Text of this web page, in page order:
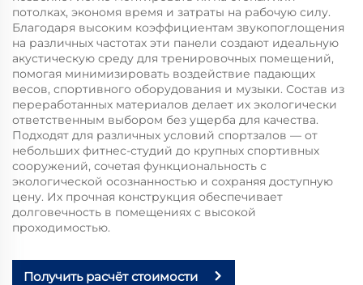
потолках, экономя время и затраты на рабочую силу.
Благодаря высоким коэффициентам звукопоглощения
на различных частотах эти панели создают идеальную
акустическую среду для тренировочных помещений,
помогая минимизировать воздействие падающих
весов, спортивного оборудования и музыки. Состав из
переработанных материалов делает их экологически
ответственным выбором без ущерба для качества.
Подходят для различных условий спортзалов — от
небольших фитнес-студий до крупных спортивных
сооружений, сочетая функциональность с
экологической осознанностью и сохраняя доступную
цену. Их прочная конструкция обеспечивает
долговечность в помещениях с высокой
проходимостью.
Получить расчёт стоимости